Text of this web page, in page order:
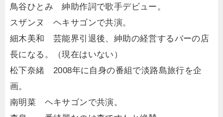
鳥谷ひとみ 紳助作詞で歌手デビュー。
スザンヌ ヘキサゴンで共演。
細木美和 芸能界引退後、紳助の経営するバーの店
長になる。（現在はいない）
松下奈緒 2008年に自身の番組で淡路島旅行を企
画。
南明菜 ヘキサゴンで共演。